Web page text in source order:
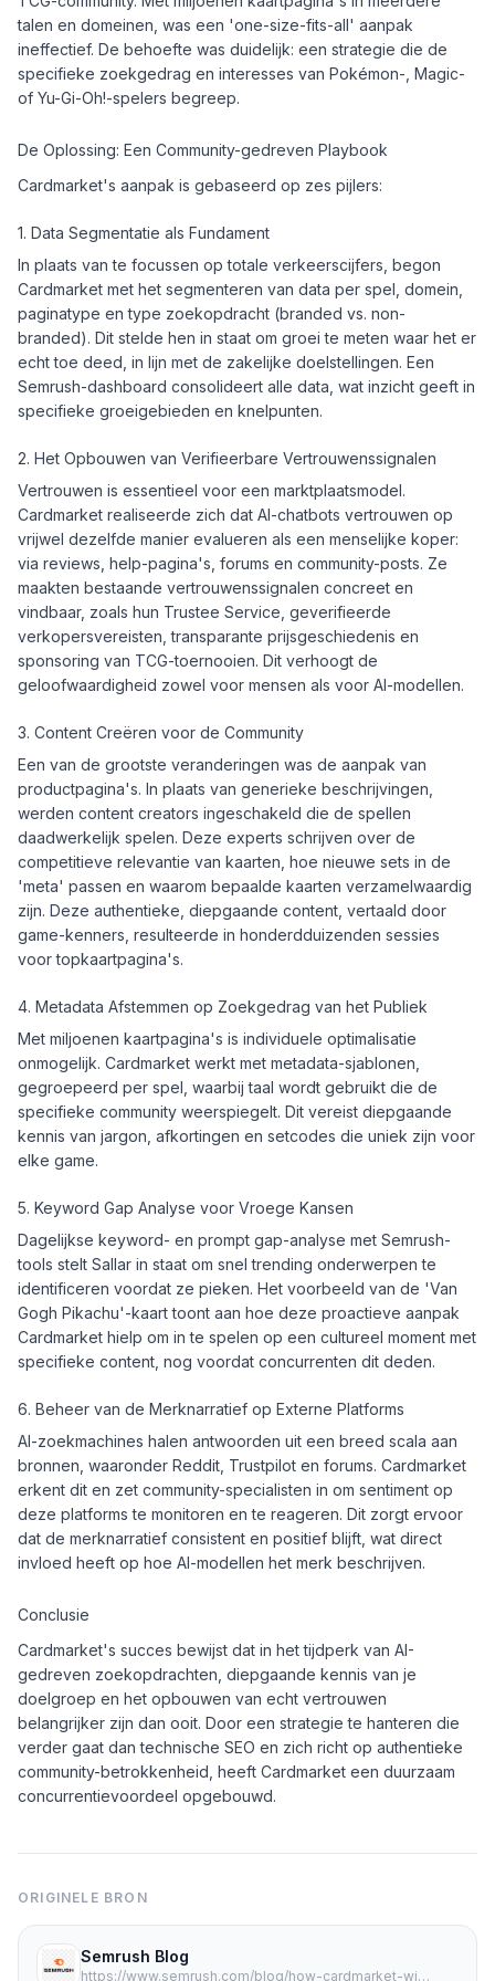
talen en domeinen, was een 'one-size-fits-all' aanpak
ineffectief. De behoefte was duidelijk: een strategie die de
specifieke zoekgedrag en interesses van Pokémon-, Magic-
of Yu-Gi-Oh!-spelers begreep.
De Oplossing: Een Community-gedreven Playbook
Cardmarket's aanpak is gebaseerd op zes pijlers:
1. Data Segmentatie als Fundament
In plaats van te focussen op totale verkeerscijfers, begon
Cardmarket met het segmenteren van data per spel, domein,
paginatype en type zoekopdracht (branded vs. non-
branded). Dit stelde hen in staat om groei te meten waar het er
echt toe deed, in lijn met de zakelijke doelstellingen. Een
Semrush-dashboard consolideert alle data, wat inzicht geeft in
specifieke groeigebieden en knelpunten.
2. Het Opbouwen van Verifieerbare Vertrouwenssignalen
Vertrouwen is essentieel voor een marktplaatsmodel.
Cardmarket realiseerde zich dat AI-chatbots vertrouwen op
vrijwel dezelfde manier evalueren als een menselijke koper:
via reviews, help-pagina's, forums en community-posts. Ze
maakten bestaande vertrouwenssignalen concreet en
vindbaar, zoals hun Trustee Service, geverifieerde
verkopersvereisten, transparante prijsgeschiedenis en
sponsoring van TCG-toernooien. Dit verhoogt de
geloofwaardigheid zowel voor mensen als voor AI-modellen.
3. Content Creëren voor de Community
Een van de grootste veranderingen was de aanpak van
productpagina's. In plaats van generieke beschrijvingen,
werden content creators ingeschakeld die de spellen
daadwerkelijk spelen. Deze experts schrijven over de
competitieve relevantie van kaarten, hoe nieuwe sets in de
'meta' passen en waarom bepaalde kaarten verzamelwaardig
zijn. Deze authentieke, diepgaande content, vertaald door
game-kenners, resulteerde in honderdduizenden sessies
voor topkaartpagina's.
4. Metadata Afstemmen op Zoekgedrag van het Publiek
Met miljoenen kaartpagina's is individuele optimalisatie
onmogelijk. Cardmarket werkt met metadata-sjablonen,
gegroepeerd per spel, waarbij taal wordt gebruikt die de
specifieke community weerspiegelt. Dit vereist diepgaande
kennis van jargon, afkortingen en setcodes die uniek zijn voor
elke game.
5. Keyword Gap Analyse voor Vroege Kansen
Dagelijkse keyword- en prompt gap-analyse met Semrush-
tools stelt Sallar in staat om snel trending onderwerpen te
identificeren voordat ze pieken. Het voorbeeld van de 'Van
Gogh Pikachu'-kaart toont aan hoe deze proactieve aanpak
Cardmarket hielp om in te spelen op een cultureel moment met
specifieke content, nog voordat concurrenten dit deden.
6. Beheer van de Merknarratief op Externe Platforms
AI-zoekmachines halen antwoorden uit een breed scala aan
bronnen, waaronder Reddit, Trustpilot en forums. Cardmarket
erkent dit en zet community-specialisten in om sentiment op
deze platforms te monitoren en te reageren. Dit zorgt ervoor
dat de merknarratief consistent en positief blijft, wat direct
invloed heeft op hoe AI-modellen het merk beschrijven.
Conclusie
Cardmarket's succes bewijst dat in het tijdperk van AI-
gedreven zoekopdrachten, diepgaande kennis van je
doelgroep en het opbouwen van echt vertrouwen
belangrijker zijn dan ooit. Door een strategie te hanteren die
verder gaat dan technische SEO en zich richt op authentieke
community-betrokkenheid, heeft Cardmarket een duurzaam
concurrentievoordeel opgebouwd.
ORIGINELE BRON
Semrush Blog
https://www.semrush.com/blog/how-cardmarket-wins-search/